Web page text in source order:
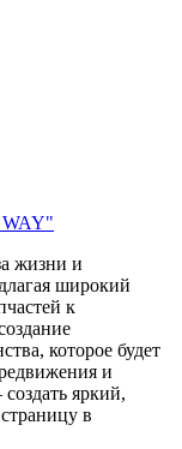
WAY"
жизни и
широкий
к
которое будет
и
яркий,
в